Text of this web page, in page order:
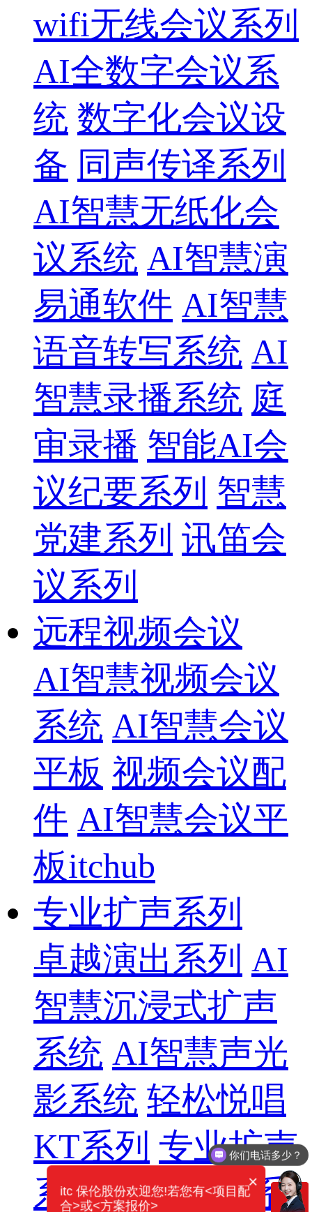
wifi无线会议系列
AI全数字会议系
统 数字化会议设
备 同声传译系列
AI智慧无纸化会
议系统 AI智慧演
易通软件 AI智慧
语音转写系统 AI
智慧录播系统 庭
审录播 智能AI会
议纪要系列 智慧
党建系列 讯笛会
议系列
远程视频会议
AI智慧视频会议
系统 AI智慧会议
平板 视频会议配
件 AI智慧会议平
板itchub
专业扩声系列
卓越演出系列 AI
智慧沉浸式扩声
系统 AI智慧声光
影系统 轻松悦唱
KT系列 专业扩声
系列 专业音箱系
你们电话多少？
×
itc 保伦股份欢迎您!若您有<项目配
合>或<方案报价>